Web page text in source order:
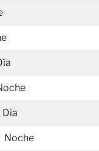
Dia
Noche